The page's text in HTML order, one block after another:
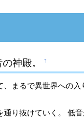
神殿。 †
まるで異世界への
り抜けていく。 低